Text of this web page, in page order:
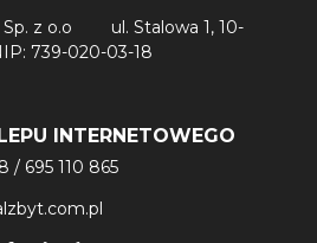
z o.o
ul. Stalowa 1, 10-
739-020-03-18
INTERNETOWEGO
/ 695 110 865